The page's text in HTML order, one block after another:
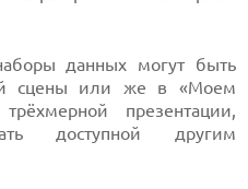
данных могут быть
сцены или же в «Моем
презентации,
доступной другим